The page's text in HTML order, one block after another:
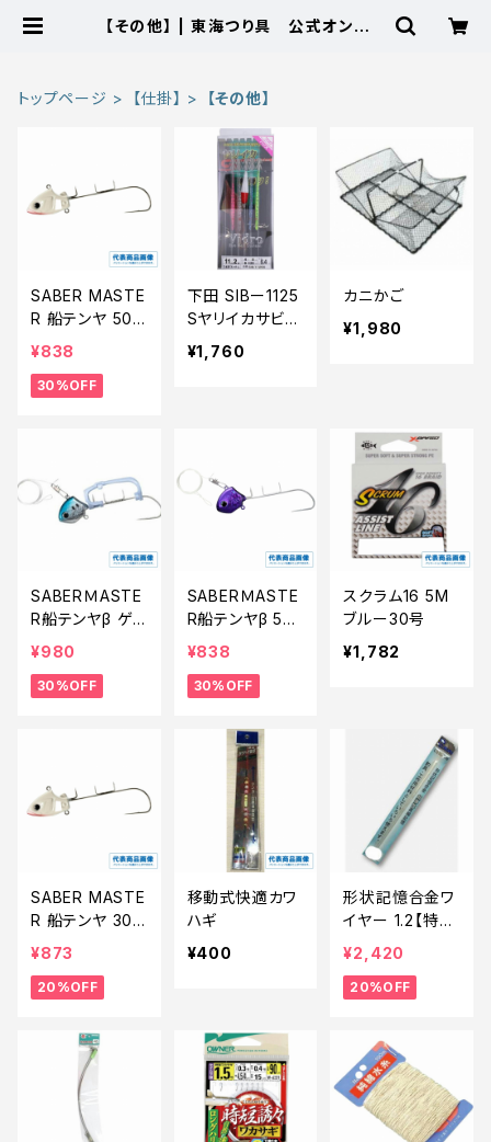
【その他】 | 東海つり具 公式オンライ
トップページ 【仕掛】 【その他】
SABER MASTE
R 船テンヤ 50
号PN-TS1V グ
【30】
¥838
30%OFF
下田 SIBー1125
Sヤリイカサビキ
ビードロ浮スッ
¥1,760
カニかご
¥1,980
SABERＭASTE
R船テンヤβ ゲ
キハヤ 50号PN
掛】【30】
¥980
30%OFF
SABERＭASTE
R船テンヤβ 50
号PN−WS1U
0】
¥838
30%OFF
スクラム16 5M
ブルー30号
¥1,782
SABER MASTE
R 船テンヤ 30
号PN-TN1V グ
【20】
¥873
20%OFF
移動式快適カワ
ハギ
¥400
形状記憶合金ワ
イヤー 1.2【特価
仕掛】【20】
¥2,420
20%OFF